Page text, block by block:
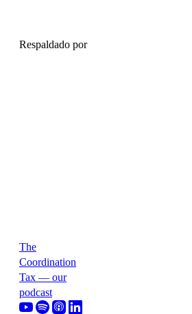
Respaldado por
The
Coordination
Tax — our
podcast